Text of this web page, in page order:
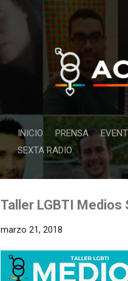
INICIO PRENSA
SEXTA RADIO
Taller LGBTI Medios
marzo 21, 2018